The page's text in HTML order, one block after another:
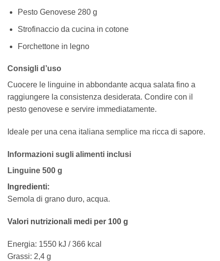
Pesto Genovese 280 g
Strofinaccio da cucina in cotone
Forchettone in legno
Consigli d’uso
Cuocere le linguine in abbondante acqua salata fino a
raggiungere la consistenza desiderata. Condire con il
pesto genovese e servire immediatamente.
Ideale per una cena italiana semplice ma ricca di sapore.
Informazioni sugli alimenti inclusi
Linguine 500 g
Ingredienti:
Semola di grano duro, acqua.
Valori nutrizionali medi per 100 g
Energia: 1550 kJ / 366 kcal
Grassi: 2,4 g